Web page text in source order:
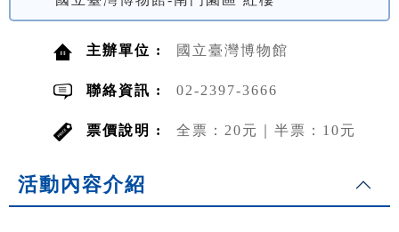
主辦單位 : 國立臺灣博物館
聯絡資訊 : 02-2397-3666
票價說明 : 全票：20元｜半票：10元
活動內容介紹